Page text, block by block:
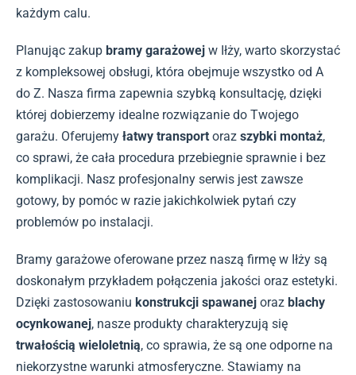
każdym calu.
Planując zakup bramy garażowej w Iłży, warto skorzystać
z kompleksowej obsługi, która obejmuje wszystko od A
do Z. Nasza firma zapewnia szybką konsultację, dzięki
której dobierzemy idealne rozwiązanie do Twojego
garażu. Oferujemy łatwy transport oraz szybki montaż,
co sprawi, że cała procedura przebiegnie sprawnie i bez
komplikacji. Nasz profesjonalny serwis jest zawsze
gotowy, by pomóc w razie jakichkolwiek pytań czy
problemów po instalacji.
Bramy garażowe oferowane przez naszą firmę w Iłży są
doskonałym przykładem połączenia jakości oraz estetyki.
Dzięki zastosowaniu konstrukcji spawanej oraz blachy
ocynkowanej, nasze produkty charakteryzują się
trwałością wieloletnią, co sprawia, że są one odporne na
niekorzystne warunki atmosferyczne. Stawiamy na